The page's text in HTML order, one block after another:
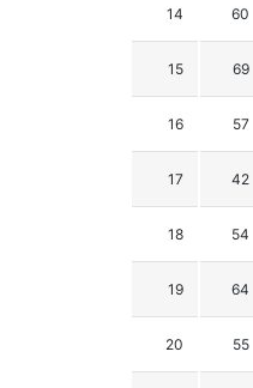
14 60
15 69
16 57
17 42
18 54
19 64
20 55